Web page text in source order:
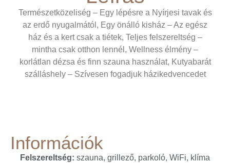
Természetközeliség – Egy lépésre a Nyírjesi tavak és
az erdő nyugalmától, Egy önálló kisház – Az egész
ház és a kert csak a tiétek, Teljes felszereltség –
mintha csak otthon lennél, Wellness élmény –
korlátlan dézsa és finn szauna használat, Kutyabarát
szálláshely – Szívesen fogadjuk házikedvencedet
Információk
Felszereltség: szauna, grillező, parkoló, WiFi, klíma